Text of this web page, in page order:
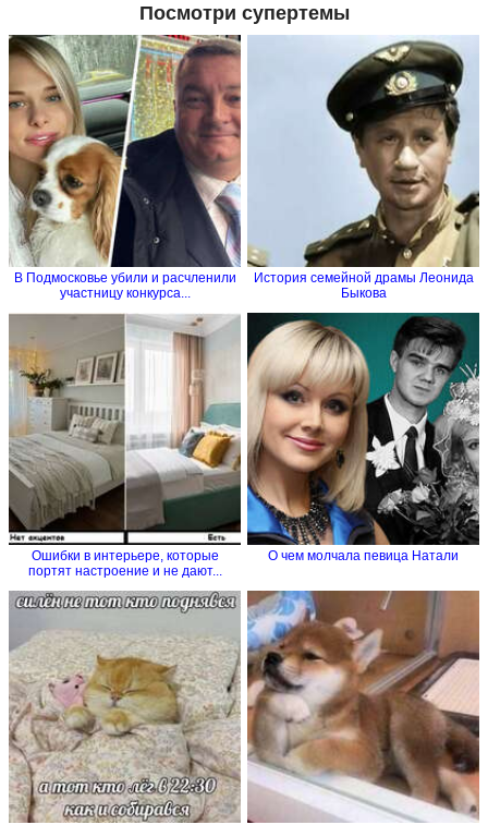
Посмотри супертемы
В Подмосковье убили и расчленили
участницу конкурса...
История семейной драмы Леонида
Быкова
Ошибки в интерьере, которые
портят настроение и не дают...
О чем молчала певица Натали